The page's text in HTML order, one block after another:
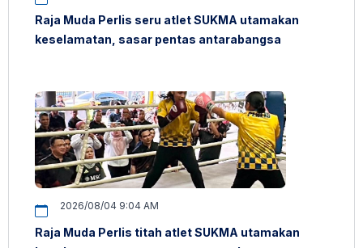
Raja Muda Perlis seru atlet SUKMA utamakan
keselamatan, sasar pentas antarabangsa
2026/08/04 9:04 AM
Raja Muda Perlis titah atlet SUKMA utamakan